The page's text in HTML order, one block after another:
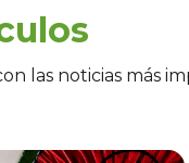
las noticias más